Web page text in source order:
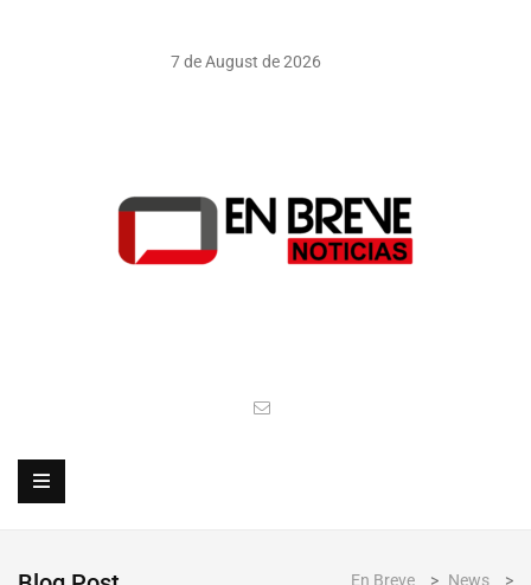
7 de August de 2026
En Breve > News
>